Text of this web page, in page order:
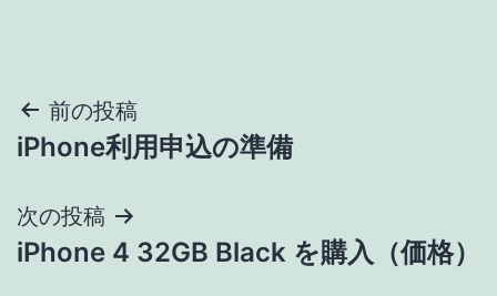
投
稿
ナ
ビ
前の投稿
iPhone利用申込の準備
次の投稿
iPhone 4 32GB Black を購入（価格）